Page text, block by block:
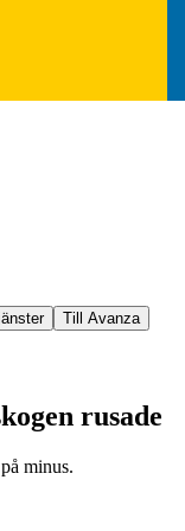
Till Avanza
rusade
minus.